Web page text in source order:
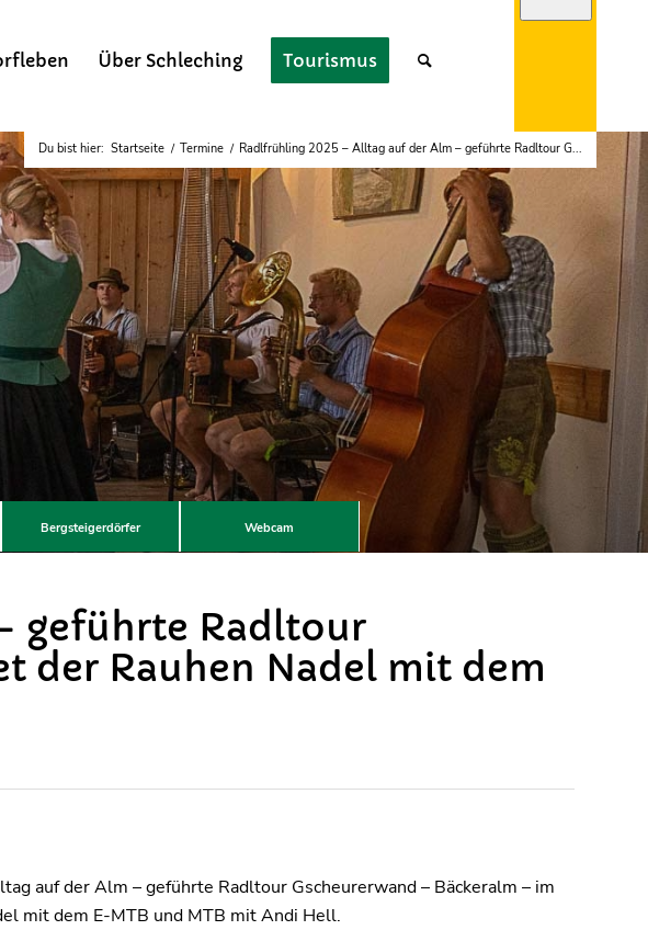
Über Schleching Tourismus
Du bist hier: Startseite / Termine / Radlfrühling 2025 – Alltag auf der Alm – geführte Radltour G...
Bergsteigerdörfer Webcam
geführte Radltour
der Rauhen Nadel mit dem
auf der Alm – geführte Radltour Gscheurerwand – Bäckeralm – im
mit dem E-MTB und MTB mit Andi Hell.